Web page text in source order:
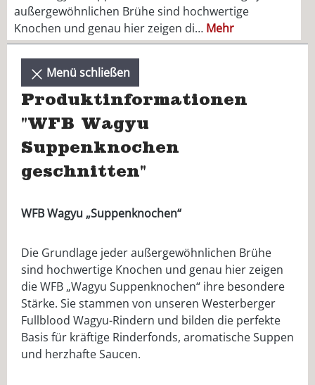
außergewöhnlichen Brühe sind hochwertige
Knochen und genau hier zeigen di… Mehr
Menü schließen
Produktinformationen
"WFB Wagyu
Suppenknochen
geschnitten"
WFB Wagyu „Suppenknochen“
Die Grundlage jeder außergewöhnlichen Brühe
sind hochwertige Knochen und genau hier zeigen
die WFB „Wagyu Suppenknochen“ ihre besondere
Stärke. Sie stammen von unseren Westerberger
Fullblood Wagyu-Rindern und bilden die perfekte
Basis für kräftige Rinderfonds, aromatische Suppen
und herzhafte Saucen.